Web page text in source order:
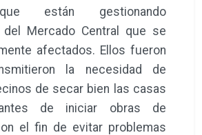
están gestionando
del Mercado Central que se
afectados. Ellos fueron
la necesidad de
de secar bien las casas
de iniciar obras de
el fin de evitar problemas